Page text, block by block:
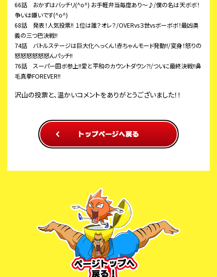
66話 おかずはバッチリ(^o^) お手軽弁当毎度あり～♪/僕の名は天ボボ！
争いは嫌いです(^o^)
68話 発表！人気投票!! １位は誰？オレ？/OVERvs３世vsボーボボ！最凶奥
義の三つ巴決戦!!
74話 バトルステージは巨大化へっくん！赤ちゃんモード発動!!/変身！怒りの
怒怒怒怒怒怒んパッチ!!
76話 スーパー田ボ参上!!愛と平和のカウントダウン?!/ついに最終決戦!!鼻
毛真拳FOREVER!!
沢山の投票と、温かいコメントをありがとうございました！！